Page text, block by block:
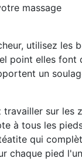
massage
utilisez les
point elles font
un
travailler sur les
à tous les
qui
chaque pied